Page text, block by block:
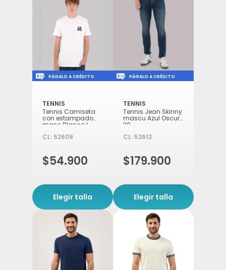
Icon of money-check-dollar-pen
PÁGALO A CRÉDITO
TENNIS
Tennis Camiseta
con estampado
masc Blanco L
CL: 52609
$54.900
Elegir talla
Icon of money-check-
PÁGALO A CRÉDITO
TENNIS
Tennis Jean Skinny
mascu Azul Oscuro
30
CL: 52612
$179.900
Elegir talla